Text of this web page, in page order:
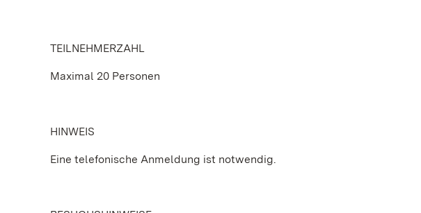
TEILNEHMERZAHL
Maximal 20 Personen
HINWEIS
Eine telefonische Anmeldung ist notwendig.